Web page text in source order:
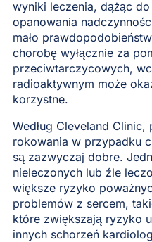
wyniki leczenia, dążąc
opanowania
mało
chorobę wyłącznie za
przeciwtarczycowych,
radioaktywnym może
korzystne.
Według Cleveland
rokowania w przypadku
są zazwyczaj dobre.
nieleczonych lub źle
większe ryzyko
problemów z sercem,
które zwiększają ryzyko
innych schorzeń